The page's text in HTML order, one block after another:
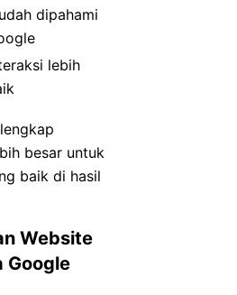
dipahami
lebih
besar untuk
baik di hasil
Website
Google